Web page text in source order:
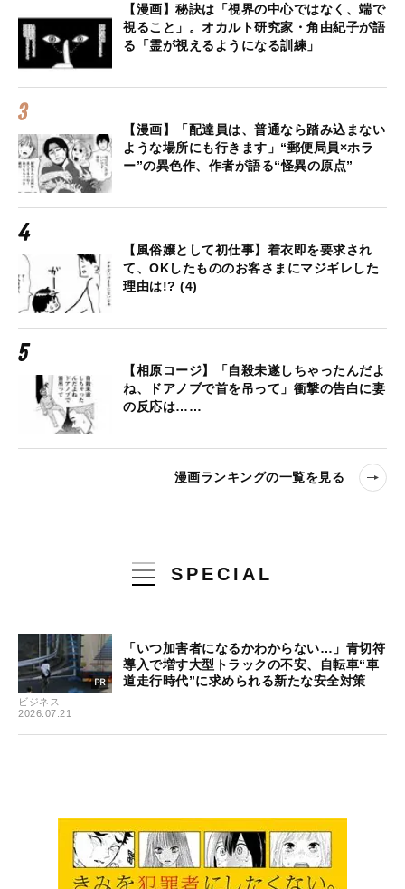
【漫画】秘訣は「視界の中心ではなく、端で
視ること」。オカルト研究家・角由紀子が語
る「霊が視えるようになる訓練」
【漫画】「配達員は、普通なら踏み込まない
ような場所にも行きます」“郵便局員×ホラ
ー”の異色作、作者が語る“怪異の原点”
【風俗嬢として初仕事】着衣即を要求され
て、OKしたもののお客さまにマジギレした
理由は!? (4)
【相原コージ】「自殺未遂しちゃったんだよ
ね、ドアノブで首を吊って」衝撃の告白に妻
の反応は……
漫画ランキングの一覧を見る
SPECIAL
ビジネス
2026.07.21
「いつ加害者になるかわからない…」青切符
導入で増す大型トラックの不安、自転車“車
道走行時代”に求められる新たな安全対策